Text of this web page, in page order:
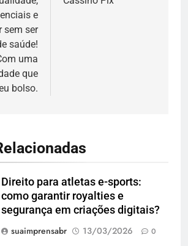
e
sem ser
saúde!
uma
que
bolso.
Direito para atletas e-sports:
como garantir royalties e
segurança em criações digitais?
suaimprensabr
13/03/2026 0